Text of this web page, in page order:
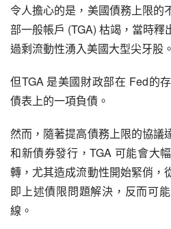
令人擔心的是，美國債務上限的
部一般帳戶 (TGA) 枯竭，當時
過剩流動性湧入美國大型尖牙股。
但TGA 是美國財政部在 Fed的
債表上的一項負債。
然而，隨著提高債務上限的協議
和新債券發行，TGA 可能會大
轉，尤其造成流動性開始緊俏，
即上述債限問題解決，反而可
線。